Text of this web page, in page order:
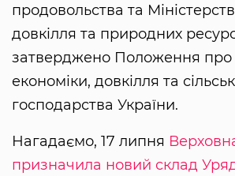
продовольства та
довкілля та природних
затверджено Положення про
економіки, довкілля та
господарства України.
Нагадаємо, 17 липня
призначила новий склад